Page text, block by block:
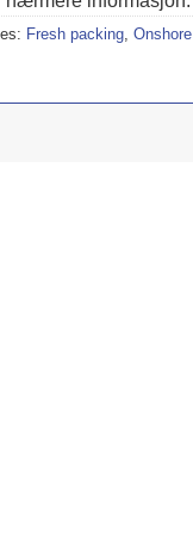
Fresh packing, Onshore